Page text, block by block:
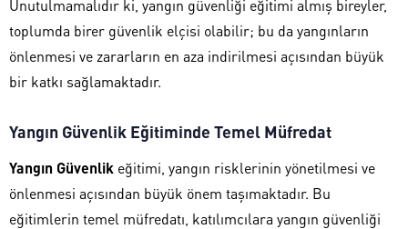
Unutulmamalıdır ki, yangın güvenliği eğitimi almış bireyler,
toplumda birer güvenlik elçisi olabilir; bu da yangınların
önlenmesi ve zararların en aza indirilmesi açısından büyük
bir katkı sağlamaktadır.
Yangın Güvenlik Eğitiminde Temel Müfredat
Yangın Güvenlik eğitimi, yangın risklerinin yönetilmesi ve
önlenmesi açısından büyük önem taşımaktadır. Bu
eğitimlerin temel müfredatı, katılımcılara yangın güvenliği